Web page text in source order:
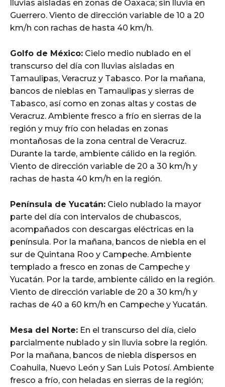
lluvias aisladas en zonas de Oaxaca; sin lluvia en
Guerrero. Viento de dirección variable de 10 a 20
km/h con rachas de hasta 40 km/h.
Golfo de México: Cielo medio nublado en el
transcurso del día con lluvias aisladas en
Tamaulipas, Veracruz y Tabasco. Por la mañana,
bancos de nieblas en Tamaulipas y sierras de
Tabasco, así como en zonas altas y costas de
Veracruz. Ambiente fresco a frío en sierras de la
región y muy frío con heladas en zonas
montañosas de la zona central de Veracruz.
Durante la tarde, ambiente cálido en la región.
Viento de dirección variable de 20 a 30 km/h y
rachas de hasta 40 km/h en la región.
Península de Yucatán: Cielo nublado la mayor
parte del día con intervalos de chubascos,
acompañados con descargas eléctricas en la
península. Por la mañana, bancos de niebla en el
sur de Quintana Roo y Campeche. Ambiente
templado a fresco en zonas de Campeche y
Yucatán. Por la tarde, ambiente cálido en la región.
Viento de dirección variable de 20 a 30 km/h y
rachas de 40 a 60 km/h en Campeche y Yucatán.
Mesa del Norte: En el transcurso del día, cielo
parcialmente nublado y sin lluvia sobre la región.
Por la mañana, bancos de niebla dispersos en
Coahuila, Nuevo León y San Luis Potosí. Ambiente
fresco a frío, con heladas en sierras de la región;